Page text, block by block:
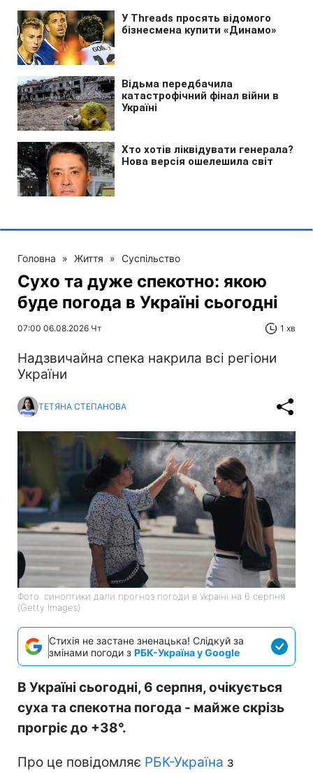
Головна » Життя » Суспільство
Сухо та дуже спекотно: якою
буде погода в Україні сьогодні
07:00 06.08.2026 Чт 1 хв
Надзвичайна спека накрила всі регіони
України
ТЕТЯНА СТЕПАНОВА
Фото: синоптики дали прогноз погоди в Україні на 6 серпня
(Getty Images)
Стихія не застане зненацька! Слідкуй за
змінами погоди з РБК-Україна у Google
В Україні сьогодні, 6 серпня, очікується
суха та спекотна погода - майже скрізь
прогріє до +38°.
Про це повідомляє РБК-Україна з